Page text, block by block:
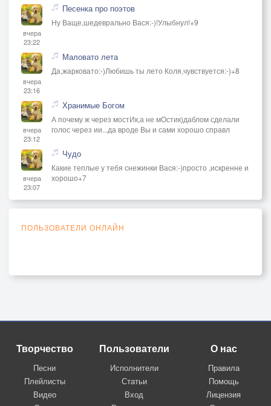
вчера
23:22
Песенка про поэтов
Ну Ваще,шедеврально Вася:-)!Улыбнул!+9
вчера
23:16
Маловато лета
Да,жарковато:-)Любишь ты лето Коля,чувствуется:-)+8
вчера
23:12
Хранимые Богом
А почему ж через мостИк,а не мОстик)даблом сделали
голос через ии...да вроде Вы и сами хорошо справл
вчера
23:07
Чудо
Какие теплые у тебя снежинки Вася:-)просто ,искренне и
хорошо+7
ПОЛЬЗОВАТЕЛИ ОНЛАЙН
Творчество
Песни
Плейлисты
Видео
Пользователи
Исполнители
Статьи
Вход
О нас
Правила
Помощь
Лицензия